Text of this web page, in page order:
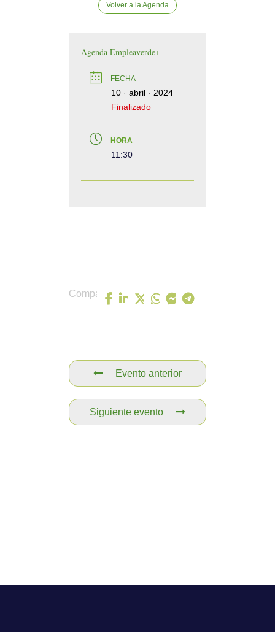
Volver a la Agenda
Agenda Empleaverde+
FECHA
10 · abril · 2024
Finalizado
HORA
11:30
Comparte
Evento anterior
Siguiente evento